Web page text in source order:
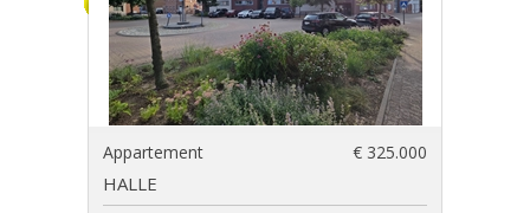
Appartement € 325.000
HALLE